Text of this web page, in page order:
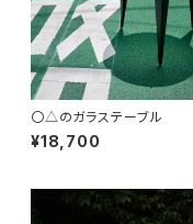
〇△のガラステーブル
¥18,700